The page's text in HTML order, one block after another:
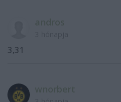
3,31